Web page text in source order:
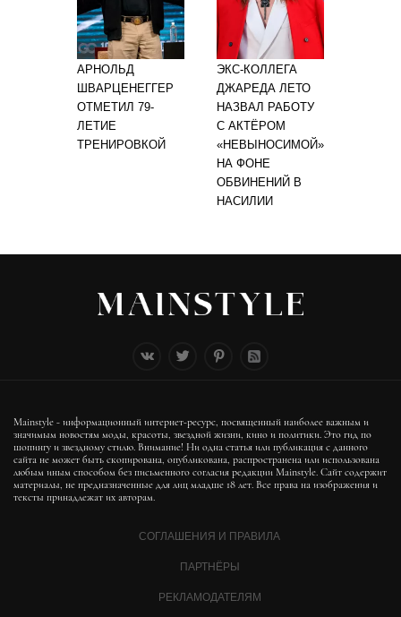
АРНОЛЬД
ШВАРЦЕНЕГГЕР
ОТМЕТИЛ 79-
ЛЕТИЕ
ТРЕНИРОВКОЙ
ЭКС-КОЛЛЕГА
ДЖАРЕДА ЛЕТО
НАЗВАЛ РАБОТУ
С АКТЁРОМ
«НЕВЫНОСИМОЙ»
НА ФОНЕ
ОБВИНЕНИЙ В
НАСИЛИИ
Mainstyle - информационный интернет-ресурс, посвященный наиболее важным и
значимым новостям моды, красоты, звездной жизни, кино и политики. Это гид по
шопингу и звездному стилю. Внимание! Ни одна статья или публикация с данного
сайта не может быть скопирована, опубликована, распространена или использована
любым иным способом без письменного согласия редакции Mainstyle. Сайт содержит
материалы, не предназначенные для лиц младше 18 лет. Все права на изображения и
тексты принадлежат их авторам.
СОГЛАШЕНИЯ И ПРАВИЛА
ПАРТНЁРЫ
РЕКЛАМОДАТЕЛЯМ